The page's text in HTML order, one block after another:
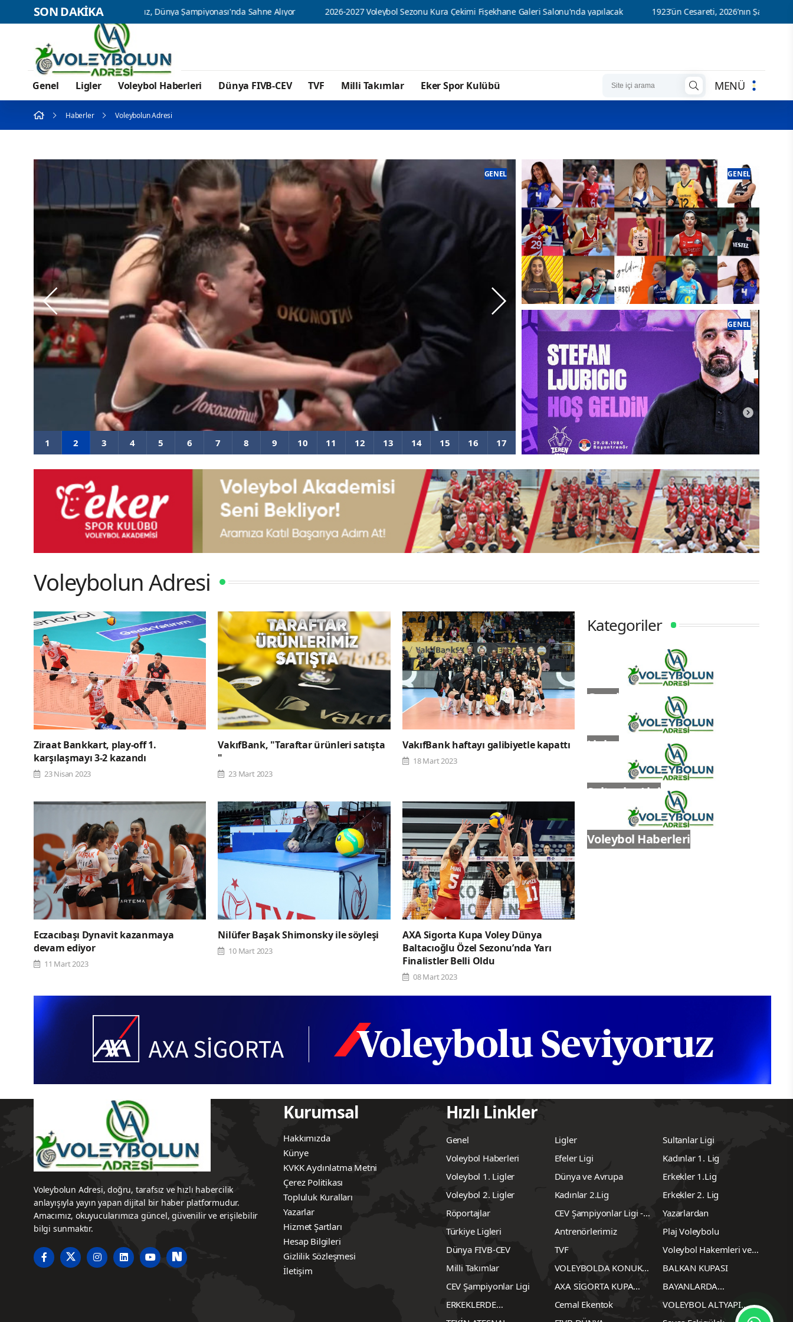
SON DAKİKA
U17 Kız Milli Takımımız, Dünya Şampiyonası'nda Sahne Alıyor 2026-2027 Voleybol Sezonu Kura Çekimi Fişekhane Galeri Salonu'nda yapılacak 1923’ün Cesareti, 2026’nın Şampiyonluğu
Genel Ligler Voleybol Haberleri Dünya FIVB-CEV TVF Milli Takımlar Eker Spor Kulübü MENÜ
Haberler Voleybolun Adresi
Ebrar Karakurt Rusya'da şampiyon oldu gözyaşlarına boğuldu
GENEL
Başkentte kazanan Zeren Spor Oldu
Aras Kargo Sultanlar Ligi kadrosunu
tamamladı
GENEL
başladı
GENEL
Voleybolun Adresi
Ziraat Bankkart, play-off 1.
karşılaşmayı 3-2 kazandı
23 Nisan 2023
VakıfBank, "Taraftar ürünleri satışta
"
23 Mart 2023
VakıfBank haftayı galibiyetle kapattı
18 Mart 2023
Eczacıbaşı Dynavit kazanmaya
devam ediyor
11 Mart 2023
Nilüfer Başak Shimonsky ile söyleşi
10 Mart 2023
AXA Sigorta Kupa Voley Dünya
Baltacıoğlu Özel Sezonu’nda Yarı
Finalistler Belli Oldu
08 Mart 2023
Kategoriler
Genel
Ligler
Sultanlar Ligi
Voleybol Haberleri
Voleybolun Adresi, doğru, tarafsız ve hızlı habercilik
anlayışıyla yayın yapan dijital bir haber platformudur.
Amacımız, okuyucularımıza güncel, güvenilir ve erişilebilir
bilgi sunmaktır.
Kurumsal
Hakkımızda
Künye
KVKK Aydınlatma Metni
Çerez Politikası
Topluluk Kuralları
Yazarlar
Hizmet Şartları
Hesap Bilgileri
Gizlilik Sözleşmesi
İletişim
Hızlı Linkler
Genel Ligler
Sultanlar Ligi
Voleybol Haberleri
Efeler Ligi
Kadınlar 1. Lig
Voleybol 1. Ligler
Dünya ve Avrupa
Erkekler 1.Lig
Voleybol 2. Ligler
Kadınlar 2.Lig
Erkekler 2. Lig
Röportajlar
CEV Şampiyonlar Ligi -
Yazarlardan
Türkiye Ligleri
Antrenörlerimiz
Plaj Voleybolu
Dünya FIVB-CEV
TVF
Voleybol Hakemleri ve
Milli Takımlar
VOLEYBOLDA KONUK
YAZARLAR
BALKAN KUPASI
CEV Şampiyonlar Ligi
AXA SİGORTA KUPA
BAYANLARDA
ERKEKLERDE
TRANSFERLER
Cemal Ekentok
VOLEYBOL ALTYAPI